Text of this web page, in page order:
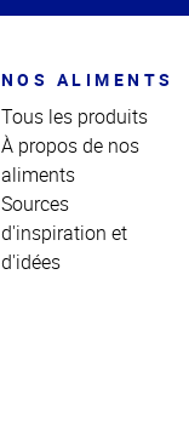
NOS ALIMENTS
Tous les produits
À propos de nos
aliments
Sources
d'inspiration et
d'idées